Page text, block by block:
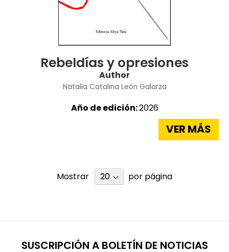
Rebeldías y opresiones
Author
Natalia Catalina León Galarza
Año de edición:2026
VER MÁS
Mostrar por página
SUSCRIPCIÓN A BOLETÍN DE NOTICIAS